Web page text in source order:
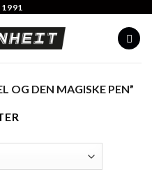
OG DEN MAGISKE PEN”